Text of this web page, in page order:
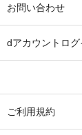
お問い合わせ
dアカウントログ
ご利用規約